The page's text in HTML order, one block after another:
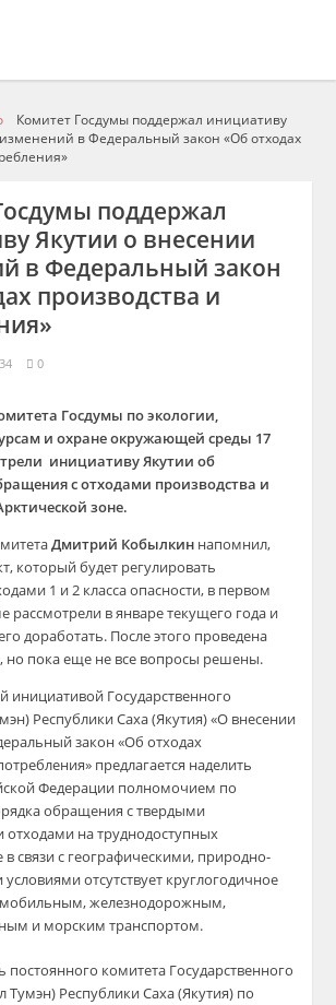
Комитет Госдумы поддержал инициативу
в Федеральный закон «Об отходах
поддержал
Якутии о внесении
в Федеральный закон
производства и
0
Госдумы по экологии,
и охране окружающей среды 17
инициативу Якутии об
с отходами производства и
зоне.
Дмитрий Кобылкин напомнил,
который будет регулировать
1 и 2 класса опасности, в первом
рассмотрели в январе текущего года и
доработать. После этого проведена
но пока еще не все вопросы решены.
инициативой Государственного
Республики Саха (Якутия) «О внесении
закон «Об отходах
предлагается наделить
Федерации полномочием по
обращения с твердыми
на труднодоступных
в связи с географическими, природно-
отсутствует круглогодичное
железнодорожным,
и морским транспортом.
постоянного комитета Государственного
Тумэн) Республики Саха (Якутия) по